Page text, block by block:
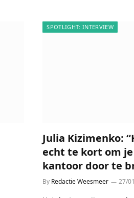
SPOTLIGHT: INTERVIEW
Julia Kizimenko:
echt te kort om
kantoor door te
By Redactie Weesmeer 27/